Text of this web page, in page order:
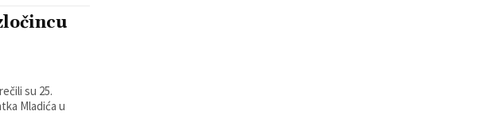
su 25.
Mladića u